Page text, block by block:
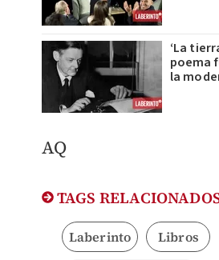
‘La
poema
la
AQ
TAGS
Laberinto Libros